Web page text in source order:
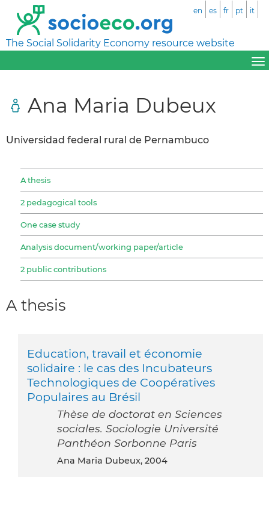
The Social Solidarity Economy resource website
en es fr pt it
Ana Maria Dubeux
Universidad federal rural de Pernambuco
A thesis
2 pedagogical tools
One case study
Analysis document/working paper/article
2 public contributions
A thesis
Education, travail et économie
solidaire : le cas des Incubateurs
Technologiques de Coopératives
Populaires au Brésil
Thèse de doctorat en Sciences
sociales. Sociologie Université
Panthéon Sorbonne Paris
Ana Maria Dubeux, 2004